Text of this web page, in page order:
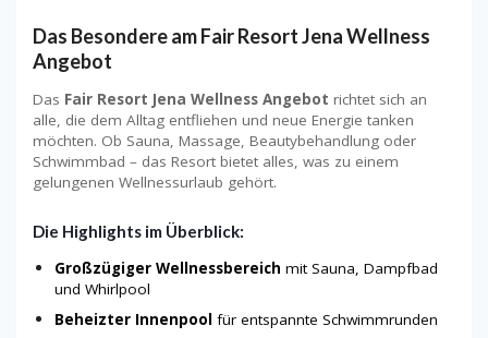
Das Besondere amFair Resort Jena Wellness
Angebot
Das Fair Resort Jena Wellness Angebot richtet sich an
alle, die dem Alltag entfliehen und neue Energie tanken
möchten. Ob Sauna, Massage, Beautybehandlung oder
Schwimmbad – das Resort bietet alles, was zu einem
gelungenen Wellnessurlaub gehört.
Die Highlights im Überblick:
Großzügiger Wellnessbereich mit Sauna, Dampfbad
und Whirlpool
Beheizter Innenpool für entspannte Schwimmrunden